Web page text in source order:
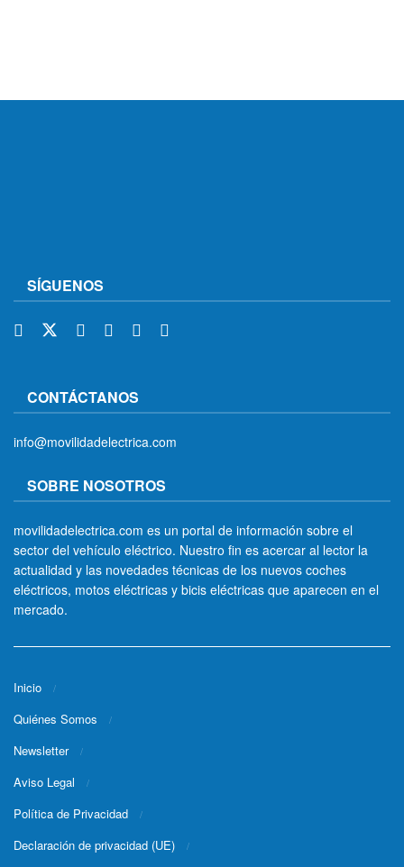
SÍGUENOS
CONTÁCTANOS
info@movilidadelectrica.com
SOBRE NOSOTROS
movilidadelectrica.com es un portal de información sobre el
sector del vehículo eléctrico. Nuestro fin es acercar al lector la
actualidad y las novedades técnicas de los nuevos coches
eléctricos, motos eléctricas y bicis eléctricas que aparecen en el
mercado.
Inicio
Quiénes Somos
Newsletter
Aviso Legal
Política de Privacidad
Declaración de privacidad (UE)